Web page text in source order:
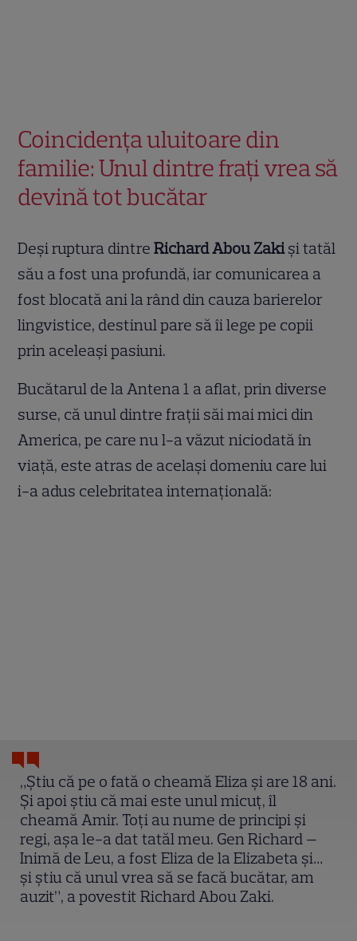
Coincidența uluitoare din
familie: Unul dintre frați vrea să
devină tot bucătar
Deși ruptura dintreRichard Abou Zakiși tatăl
său a fost una profundă, iar comunicarea a
fost blocată ani la rând din cauza barierelor
lingvistice, destinul pare să îi lege pe copii
prin aceleași pasiuni.
Bucătarul de la Antena 1 a aflat, prin diverse
surse, că unul dintre frații săi mai mici din
America, pe care nu l-a văzut niciodată în
viață, este atras de același domeniu care lui
i-a adus celebritatea internațională:
„Știu că pe o fată o cheamă Eliza și are 18 ani.
Și apoi știu că mai este unul micuț, îl
cheamă Amir. Toți au nume de principi și
regi, așa le-a dat tatăl meu. Gen Richard —
Inimă de Leu, a fost Eliza de la Elizabeta și…
și știu că unul vrea să se facă bucătar, am
auzit”, a povestit Richard Abou Zaki.